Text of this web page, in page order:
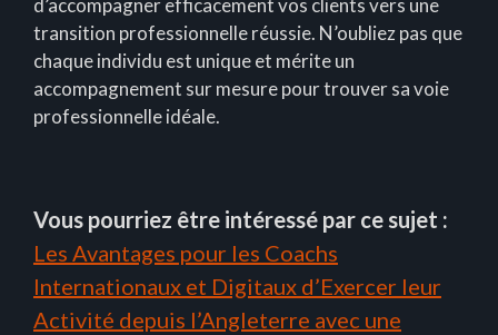
transition professionnelle réussie. N’oubliez pas que
chaque individu est unique et mérite un
accompagnement sur mesure pour trouver sa voie
professionnelle idéale.
Vous pourriez être intéressé par ce sujet :
Les Avantages pour les Coachs
Internationaux et Digitaux d’Exercer leur
Activité depuis l’Angleterre avec une